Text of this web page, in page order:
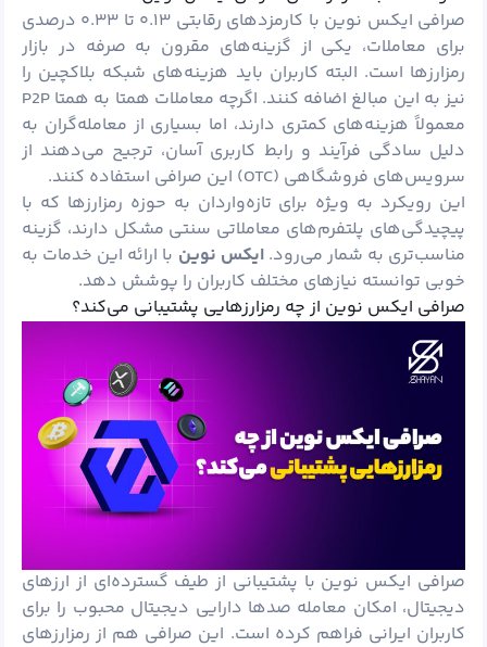
صرافی ایکس نوین با کارمزدهای رقابتی ۰.۱۳ تا ۰.۳۳ درصدی
برای معاملات، یکی از گزینه‌های مقرون ‌به ‌صرفه در بازار
رمزارزها است. البته کاربران باید هزینه‌های شبکه بلاکچین را
نیز به این مبالغ اضافه کنند. اگرچه معاملات همتا به ‌همتا P2P
معمولاً هزینه‌های کمتری دارند، اما بسیاری از معامله‌گران به
دلیل سادگی فرآیند و رابط کاربری آسان، ترجیح می‌دهند از
سرویس‌های فروشگاهی (OTC) این صرافی استفاده کنند.
این رویکرد به ویژه برای تازه‌واردان به حوزه رمزارزها که با
پیچیدگی‌های پلتفرم‌های معاملاتی سنتی مشکل دارند، گزینه
مناسب‌تری به شمار می‌رود.ایکس نوین با ارائه این خدمات به
خوبی توانسته نیازهای مختلف کاربران را پوشش دهد.
صرافی ایکس نوین از چه رمزارزهایی پشتیبانی می‌کند؟
صرافی ایکس نوین با پشتیبانی از طیف گسترده‌ای از ارزهای
دیجیتال، امکان معامله صدها دارایی دیجیتال محبوب را برای
کاربران ایرانی فراهم کرده است. این صرافی هم از رمزارزهای